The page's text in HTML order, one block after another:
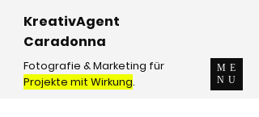
ME
NU
Fotografie & Marketing für
Projekte mit Wirkung.
KreativAgent
Caradonna